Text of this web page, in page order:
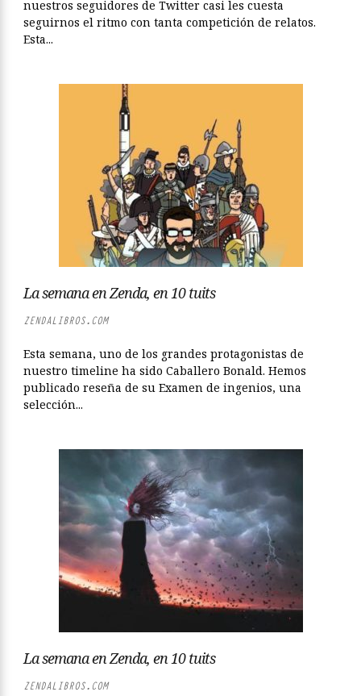
nuestros seguidores de Twitter casi les cuesta
seguirnos el ritmo con tanta competición de relatos.
Esta...
La semana en Zenda, en 10 tuits
ZENDALIBROS.COM
Esta semana, uno de los grandes protagonistas de
nuestro timeline ha sido Caballero Bonald. Hemos
publicado reseña de su Examen de ingenios, una
selección...
La semana en Zenda, en 10 tuits
ZENDALIBROS.COM